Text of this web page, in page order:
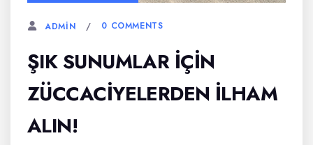
ADMIN 0 COMMENTS
ŞIK SUNUMLAR İÇIN
ZÜCCACIYELERDEN İLHAM
ALIN!